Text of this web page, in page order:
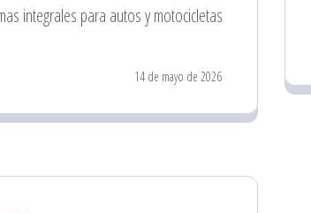
integrales para autos y motocicletas
14 de mayo de 2026